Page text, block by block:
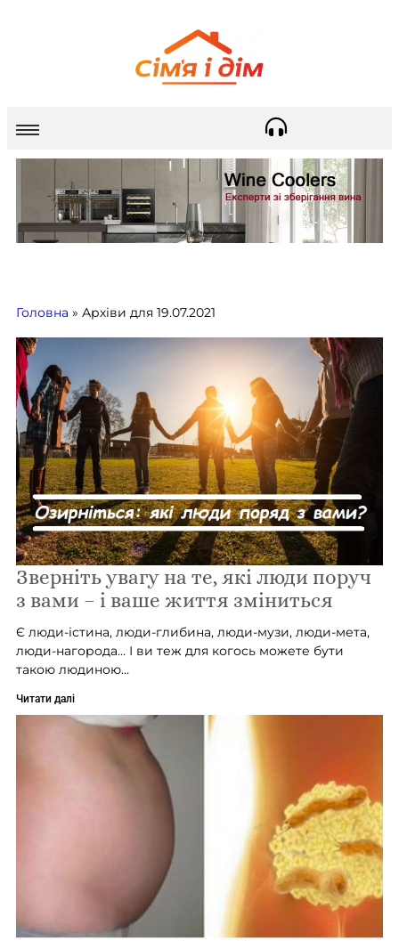
Головна » Архіви для 19.07.2021
Зверніть увагу на те, які люди поруч
з вами – і ваше життя зміниться
Є люди-істина, люди-глибина, люди-музи, люди-мета,
люди-нагорода… І ви теж для когось можете бути
такою людиною…
Читати далі